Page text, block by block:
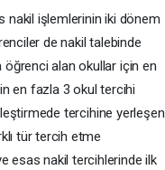
nakil işlemlerinin iki dönem
de nakil talebinde
öğrenci alan okullar için en
en fazla 3 okul tercihi
tercihine yerleşen
tür tercih etme
esas nakil tercihlerinde ilk